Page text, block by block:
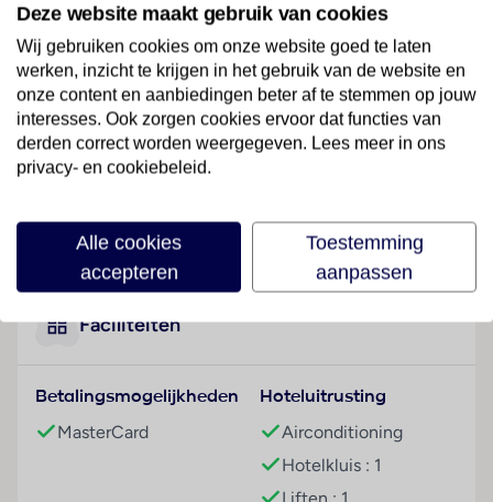
Dit hotel beschikt over een lift en een receptie. Tot
het serviceaanbod behoren een bagagedepot en een
kluis. Via Wi-Fi hebben de gasten toegang tot het
internet. Op het terrein van het verblijf bevinden zich
een mooie tuin en een fraaie speelplaats. Tot de
ruimte en een speelkamer. Wie met de auto komt,
kan hem (kosteloos) op het parkeerterrein van het
hotel parkeren. Onder de beschikbare voorzieningen
bevinden zich een medische dienst, kamerservice,
een wasservice en een eigen shuttlebus. Actieve
fietsparkeerplekken zijn eveneens voorhanden. Bij het
zakendoen kan van het businesscenter gebruik
worden gemaakt en staat een fax ter beschikking.
Lees meer
Faciliteiten
Betalingsmogelijkheden
MasterCard
Hoteluitrusting
Airconditioning
Hotelkluis : 1
Deze website maakt gebruik van cookies
Wij gebruiken cookies om onze website goed te laten
werken, inzicht te krijgen in het gebruik van de website en
onze content en aanbiedingen beter af te stemmen op jouw
interesses. Ook zorgen cookies ervoor dat functies van
derden correct worden weergegeven. Lees meer in ons
privacy- en cookiebeleid.
Alle cookies
accepteren
Toestemming
aanpassen